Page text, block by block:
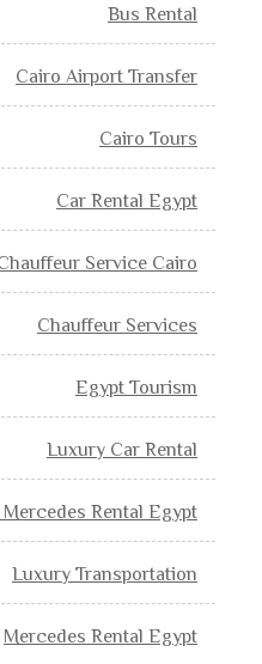
Bus Rental
Cairo Airport Transfer
Cairo Tours
Car Rental Egypt
Service Cairo
Chauffeur Services
Egypt Tourism
Luxury Car Rental
Rental Egypt
Luxury Transportation
Mercedes Rental Egypt